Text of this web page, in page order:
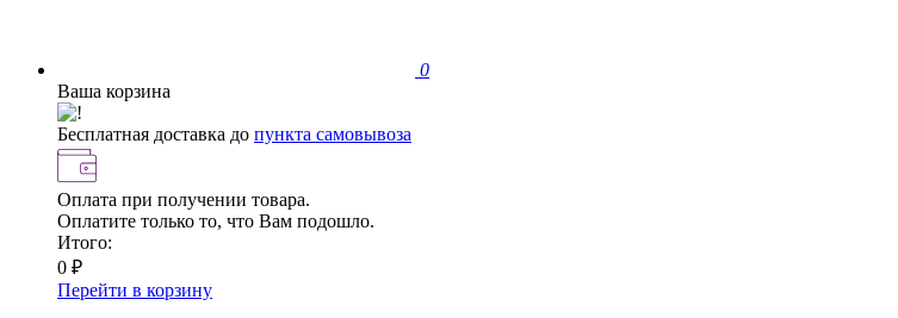
0
Ваша корзина
Бесплатная доставка до пункта самовывоза
Оплата при получении товара.
Оплатите только то, что Вам подошло.
Итого:
0 ₽
Перейти в корзину